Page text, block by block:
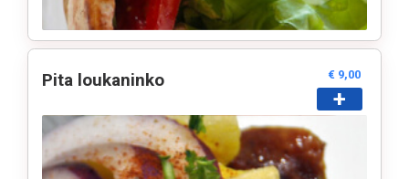
Pita loukaninko € 9,00
+